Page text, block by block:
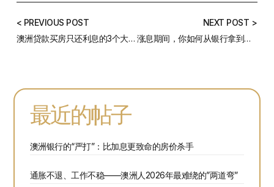
< PREVIOUS POST
澳洲贷款买房只还利息的3个大陷阱！知道后再决定怎么选
NEXT POST >
涨息期间，你如何从银行拿到更好的利息？
最近的帖子
澳洲银行的“严打”：比加息更致命的房价杀手
通胀不退、工作不稳——澳洲人2026年最难绕的”两道弯”